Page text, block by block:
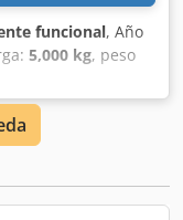
funcional, Año
5,000 kg, peso
Crjdpsrf
ISO: ISO clase
Estado técnico: